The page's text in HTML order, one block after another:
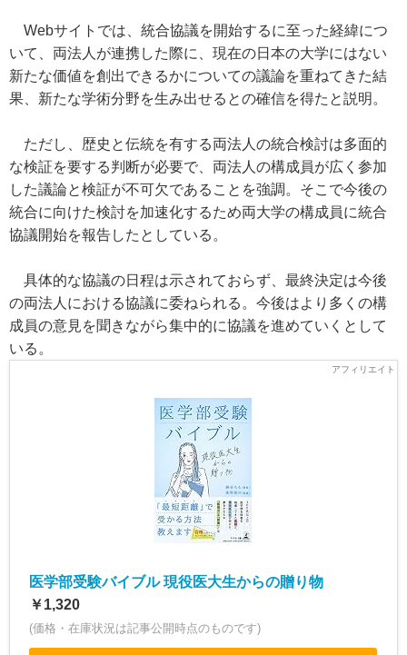
Webサイトでは、統合協議を開始するに至った経緯につ
いて、両法人が連携した際に、現在の日本の大学にはない
新たな価値を創出できるかについての議論を重ねてきた結
果、新たな学術分野を生み出せるとの確信を得たと説明。
ただし、歴史と伝統を有する両法人の統合検討は多面的
な検証を要する判断が必要で、両法人の構成員が広く参加
した議論と検証が不可欠であることを強調。そこで今後の
統合に向けた検討を加速化するため両大学の構成員に統合
協議開始を報告したとしている。
具体的な協議の日程は示されておらず、最終決定は今後
の両法人における協議に委ねられる。今後はより多くの構
成員の意見を聞きながら集中的に協議を進めていくとして
いる。
医学部受験バイブル 現役医大生からの贈り物
￥1,320
(価格・在庫状況は記事公開時点のものです)